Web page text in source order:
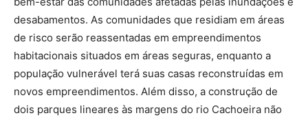
desabamentos. As comunidades que residiam em áreas
de risco serão reassentadas em empreendimentos
habitacionais situados em áreas seguras, enquanto a
população vulnerável terá suas casas reconstruídas em
novos empreendimentos. Além disso, a construção de
dois parques lineares às margens do rio Cachoeira não